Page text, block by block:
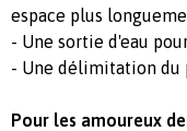
espace plus
- Une sortie d'eau
- Une délimitation du
Pour les amoureux